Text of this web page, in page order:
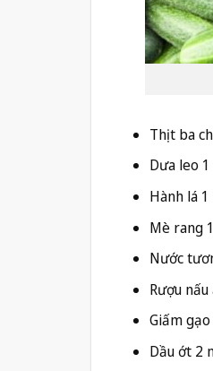
Thịt ba
Dưa leo
Hành lá
Mè rang
Nước
Rượu
Giấm
Dầu ớt 2